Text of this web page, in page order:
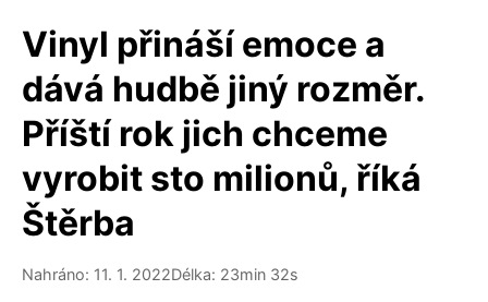
Vinyl přináší emoce a
dává hudbě jiný rozměr.
Příští rok jich chceme
vyrobit sto milionů, říká
Štěrba
Nahráno: 11. 1. 2022Délka: 23min 32s